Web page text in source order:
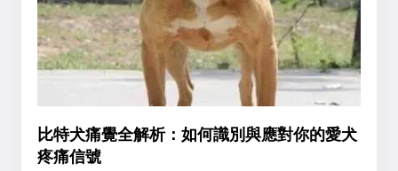
比特犬痛覺全解析：如何識別與應對你的愛犬
疼痛信號